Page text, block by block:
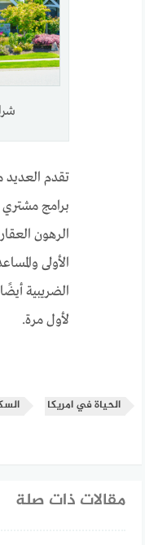
تقدم العديد
برامج مشتري
الرهون
الأولى
الضريبية
لأول مرة.
الحياة في امريكا
مقالات ذات صلة